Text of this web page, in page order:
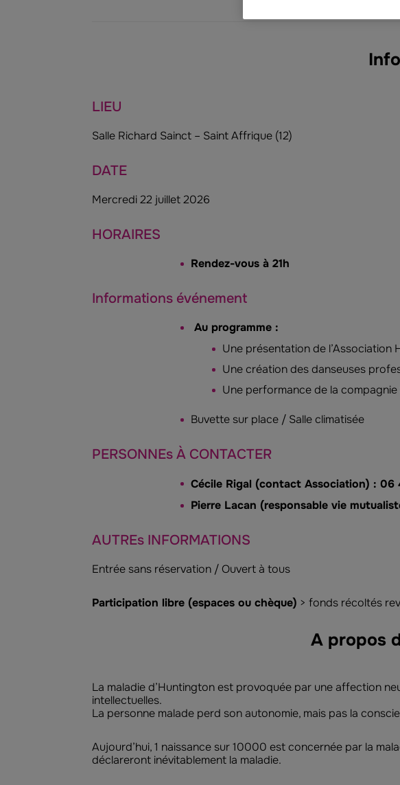
LIEU
Salle Richard Sainct – Saint Affrique (12)
DATE
Mercredi 22 juillet 2026
HORAIRES
Rendez-vous à 21h
Informations événement
Au programme :
Une présentation de
Une création des danseuses
Une performance de la
Buvette sur place / Salle climatisée
PERSONNEs À CONTACTER
Cécile Rigal (contact Association) : 06
Pierre Lacan (responsable vie
AUTREs INFORMATIONS
Entrée sans réservation / Ouvert à tous
Participation libre (espaces ou chèque) > fonds récoltés
A propos
La maladie d’Huntington est provoquée par une affection
intellectuelles.
La personne malade perd son autonomie, mais pas la
Aujourd’hui, 1 naissance sur 10000 est concernée par la
déclareront inévitablement la maladie.